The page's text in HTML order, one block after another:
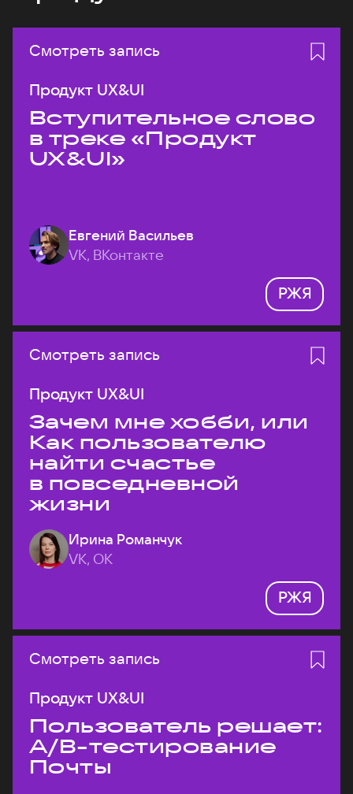
Смотреть запись
Продукт UX&UI
Вступительное слово
в треке «Продукт
UX&UI»
Евгений Васильев
VK, ВКонтакте
РЖЯ
Смотреть запись
Продукт UX&UI
Зачем мне хобби, или
Как пользователю
найти счастье
в повседневной
жизни
Ирина Романчук
VK, ОК
РЖЯ
Смотреть запись
Продукт UX&UI
Пользователь решает:
A/B-тестирование
Почты